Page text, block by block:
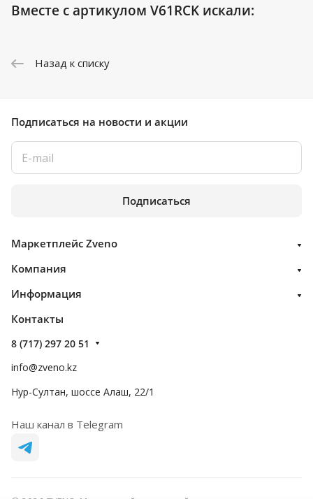
Вместе с артикулом V61RCK искали:
Назад к списку
Подписаться на новости и акции
Подписаться
Маркетплейс Zveno
Компания
Информация
Контакты
8 (717) 297 20 51
info@zveno.kz
Нур-Султан, шоссе Алаш, 22/1
Наш канал в Telegram